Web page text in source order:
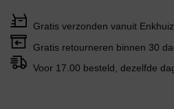
Gratis verzonden vanuit
Gratis retourneren binnen 30
Voor 17.00 besteld, dezelfde